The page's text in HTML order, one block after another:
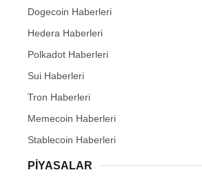
Dogecoin Haberleri
Hedera Haberleri
Polkadot Haberleri
Sui Haberleri
Tron Haberleri
Memecoin Haberleri
Stablecoin Haberleri
PIYASALAR